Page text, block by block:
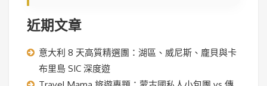
近期文章
意大利 8 天高質精選團：湖區、威尼斯、龐貝與卡
布里島 SIC 深度遊